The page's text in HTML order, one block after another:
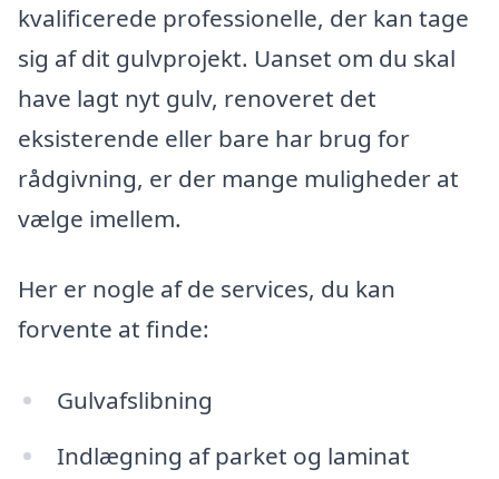
kvalificerede professionelle, der kan tage
sig af dit gulvprojekt. Uanset om du skal
have lagt nyt gulv, renoveret det
eksisterende eller bare har brug for
rådgivning, er der mange muligheder at
vælge imellem.
Her er nogle af de services, du kan
forvente at finde:
Gulvafslibning
Indlægning af parket og laminat